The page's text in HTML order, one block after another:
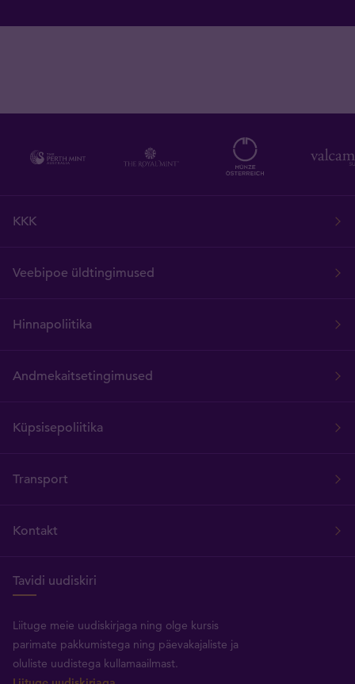
KKK
Veebipoe üldtingimused
Hinnapoliitika
Andmekaitsetingimused
Küpsisepoliitika
Transport
Kontakt
Tavidi uudiskiri
Liituge meie uudiskirjaga ning olge kursis
parimate pakkumistega ning päevakajaliste ja
oluliste uudistega kullamaailmast.